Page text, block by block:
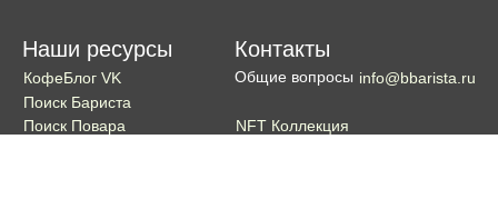
Наши ресурсы
КофеБлог VK
Поиск Бариста
Поиск Повара
Контакты
Общие вопросы info@bbarista.ru
NFT Коллекция